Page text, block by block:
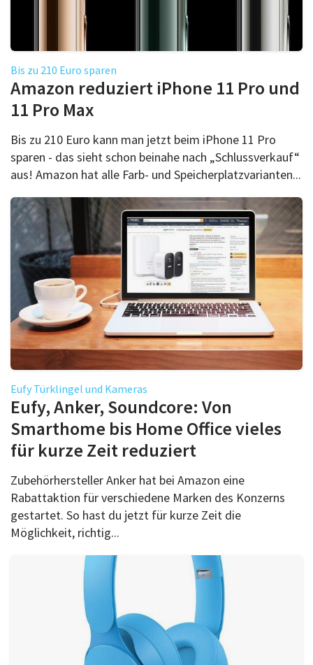
Bis zu 210 Euro sparen
Amazon reduziert iPhone 11 Pro und
11 Pro Max
Bis zu 210 Euro kann man jetzt beim iPhone 11 Pro
sparen - das sieht schon beinahe nach „Schlussverkauf“
aus! Amazon hat alle Farb- und Speicherplatzvarianten...
Eufy Türklingel und Kameras
Eufy, Anker, Soundcore: Von
Smarthome bis Home Office vieles
für kurze Zeit reduziert
Zubehörhersteller Anker hat bei Amazon eine
Rabattaktion für verschiedene Marken des Konzerns
gestartet. So hast du jetzt für kurze Zeit die
Möglichkeit, richtig...